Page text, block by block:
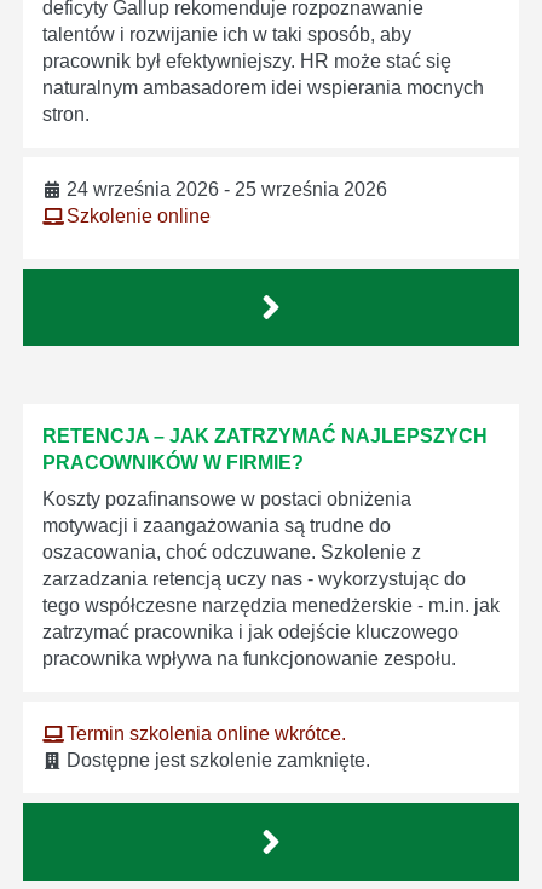
deficyty Gallup rekomenduje rozpoznawanie
talentów i rozwijanie ich w taki sposób, aby
pracownik był efektywniejszy. HR może stać się
naturalnym ambasadorem idei wspierania mocnych
stron.
24 września 2026 - 25 września 2026
Szkolenie online
RETENCJA – JAK ZATRZYMAĆ NAJLEPSZYCH
PRACOWNIKÓW W FIRMIE?
Koszty pozafinansowe w postaci obniżenia
motywacji i zaangażowania są trudne do
oszacowania, choć odczuwane. Szkolenie z
zarzadzania retencją uczy nas - wykorzystując do
tego współczesne narzędzia menedżerskie - m.in. jak
zatrzymać pracownika i jak odejście kluczowego
pracownika wpływa na funkcjonowanie zespołu.
Termin szkolenia online wkrótce.
Dostępne jest szkolenie zamknięte.